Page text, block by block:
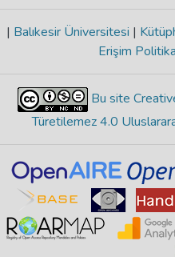
| Balıkesir Üniversitesi |
Erişim
Bu site
Türetilemez 4.0